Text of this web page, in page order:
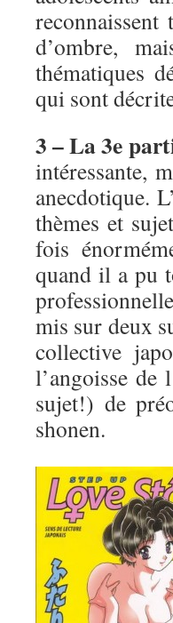
d’ombre,
thématiques
qui sont
3 – La 3e
intéressante,
anecdotique.
thèmes et
fois
quand il a pu
mis sur deux
collective
l’angoisse de
sujet!) de
shonen.